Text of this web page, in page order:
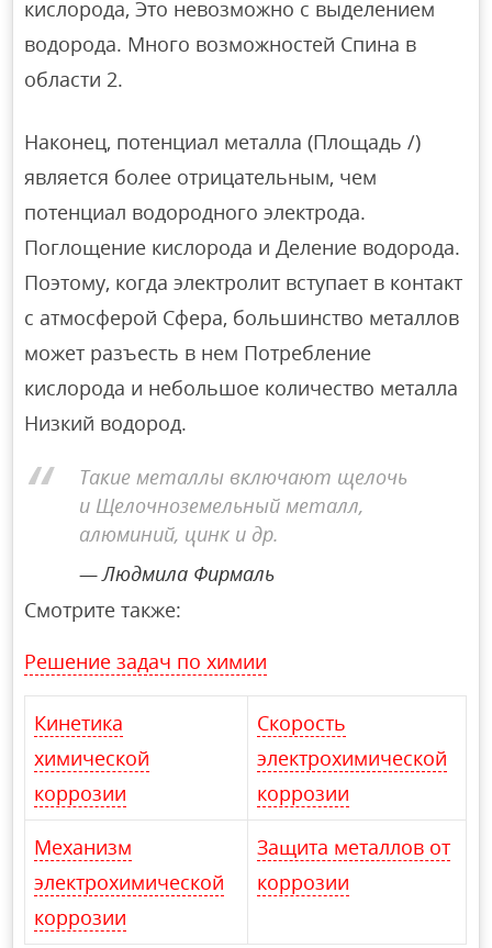
кислорода, Это невозможно с выделением
водорода. Много возможностей Спина в
области 2.
Наконец, потенциал металла (Площадь /)
является более отрицательным, чем
потенциал водородного электрода.
Поглощение кислорода и Деление водорода.
Поэтому, когда электролит вступает в контакт
с атмосферой Сфера, большинство металлов
может разъесть в нем Потребление
кислорода и небольшое количество металла
Низкий водород.
Такие металлы включают щелочь
и Щелочноземельный металл,
алюминий, цинк и др.
Людмила Фирмаль
Смотрите также:
Решение задач по химии
Кинетика
химической
коррозии
Скорость
электрохимической
коррозии
Механизм
электрохимической
коррозии
Защита металлов от
коррозии